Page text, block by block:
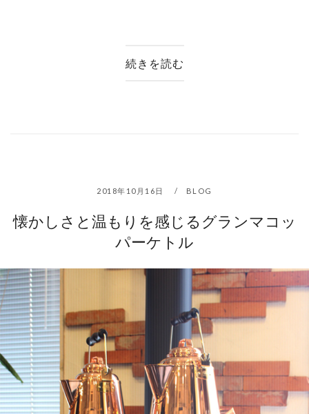
続きを読む
2018年10月16日 BLOG
懐かしさと温もりを感じるグランマコッ
パーケトル